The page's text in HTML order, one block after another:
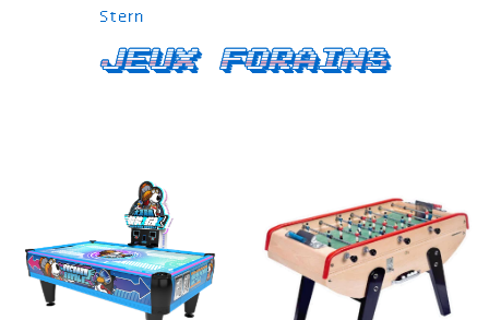
Stern
Jeux forains